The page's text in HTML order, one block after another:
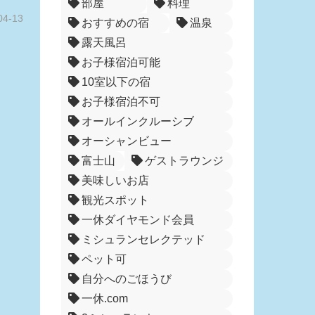
13
部屋
料理
おすすめの宿
温泉
露天風呂
お子様宿泊可能
10室以下の宿
お子様宿泊不可
オールインクルーシブ
オーシャンビュー
富士山
ゲストラウンジ
美味しいお店
観光スポット
一休ダイヤモンド会員
ミシュランセレクテッド
ペット可
自分へのごほうび
一休.com